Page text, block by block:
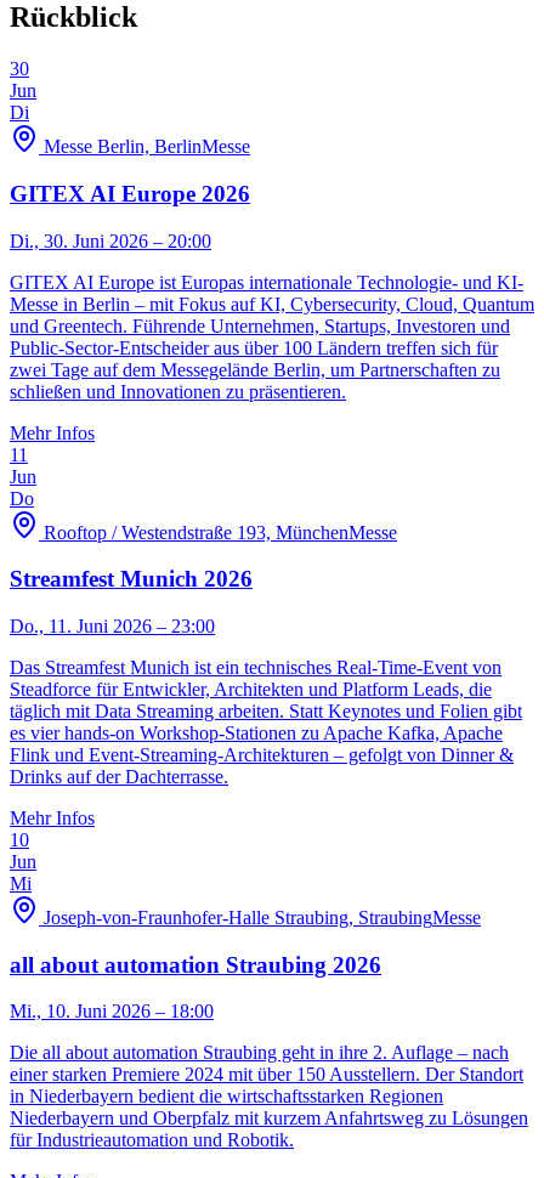
Rückblick
30
Jun
Di
Messe Berlin, BerlinMesse
GITEX AI Europe 2026
Di., 30. Juni 2026 – 20:00
GITEX AI Europe ist Europas internationale Technologie- und KI-
Messe in Berlin – mit Fokus auf KI, Cybersecurity, Cloud, Quantum
und Greentech. Führende Unternehmen, Startups, Investoren und
Public-Sector-Entscheider aus über 100 Ländern treffen sich für
zwei Tage auf dem Messegelände Berlin, um Partnerschaften zu
schließen und Innovationen zu präsentieren.
Mehr Infos
11
Jun
Do
Rooftop / Westendstraße 193, MünchenMesse
Streamfest Munich 2026
Do., 11. Juni 2026 – 23:00
Das Streamfest Munich ist ein technisches Real-Time-Event von
Steadforce für Entwickler, Architekten und Platform Leads, die
täglich mit Data Streaming arbeiten. Statt Keynotes und Folien gibt
es vier hands-on Workshop-Stationen zu Apache Kafka, Apache
Flink und Event-Streaming-Architekturen – gefolgt von Dinner &
Drinks auf der Dachterrasse.
Mehr Infos
10
Jun
Mi
Joseph-von-Fraunhofer-Halle Straubing, StraubingMesse
all about automation Straubing 2026
Mi., 10. Juni 2026 – 18:00
Die all about automation Straubing geht in ihre 2. Auflage – nach
einer starken Premiere 2024 mit über 150 Ausstellern. Der Standort
in Niederbayern bedient die wirtschaftsstarken Regionen
Niederbayern und Oberpfalz mit kurzem Anfahrtsweg zu Lösungen
für Industrieautomation und Robotik.